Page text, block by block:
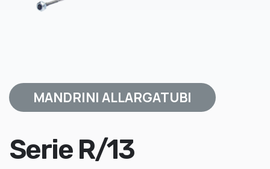
MANDRINI ALLARGATUBI
Serie R/13